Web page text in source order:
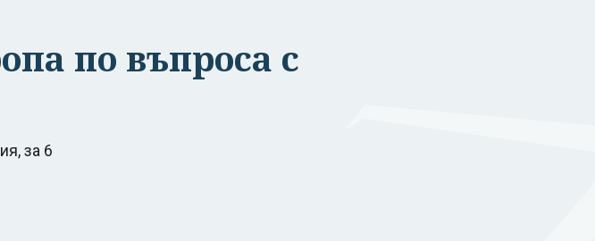
по въпроса с
за 6